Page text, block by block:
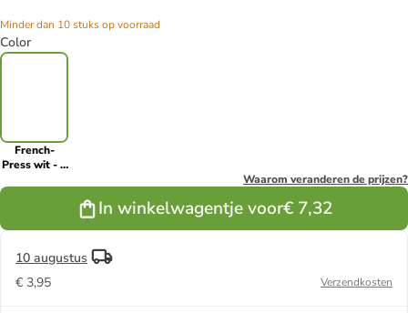
Minder dan 10 stuks op voorraad
Color
French-
Press wit - 1
Waarom veranderen de prijzen?
In winkelwagentje voor€ 7,32
10 augustus
€ 3,95
Verzendkosten